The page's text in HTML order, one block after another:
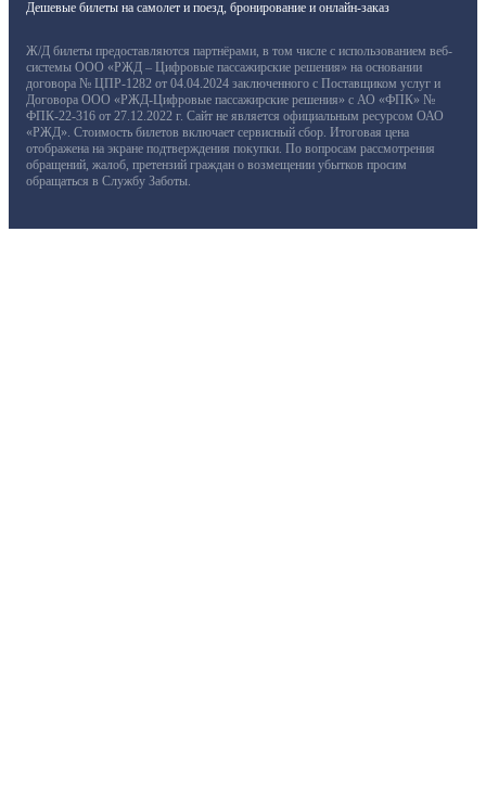
Дешевые билеты на самолет и поезд, бронирование и онлайн-заказ
Ж/Д билеты предоставляются партнёрами, в том числе с использованием веб-
системы ООО «РЖД – Цифровые пассажирские решения» на основании
договора № ЦПР-1282 от 04.04.2024 заключенного с Поставщиком услуг и
Договора ООО «РЖД-Цифровые пассажирские решения» с АО «ФПК» №
ФПК-22-316 от 27.12.2022 г. Сайт не является официальным ресурсом ОАО
«РЖД». Стоимость билетов включает сервисный сбор. Итоговая цена
отображена на экране подтверждения покупки. По вопросам рассмотрения
обращений, жалоб, претензий граждан о возмещении убытков просим
обращаться в Службу Заботы.